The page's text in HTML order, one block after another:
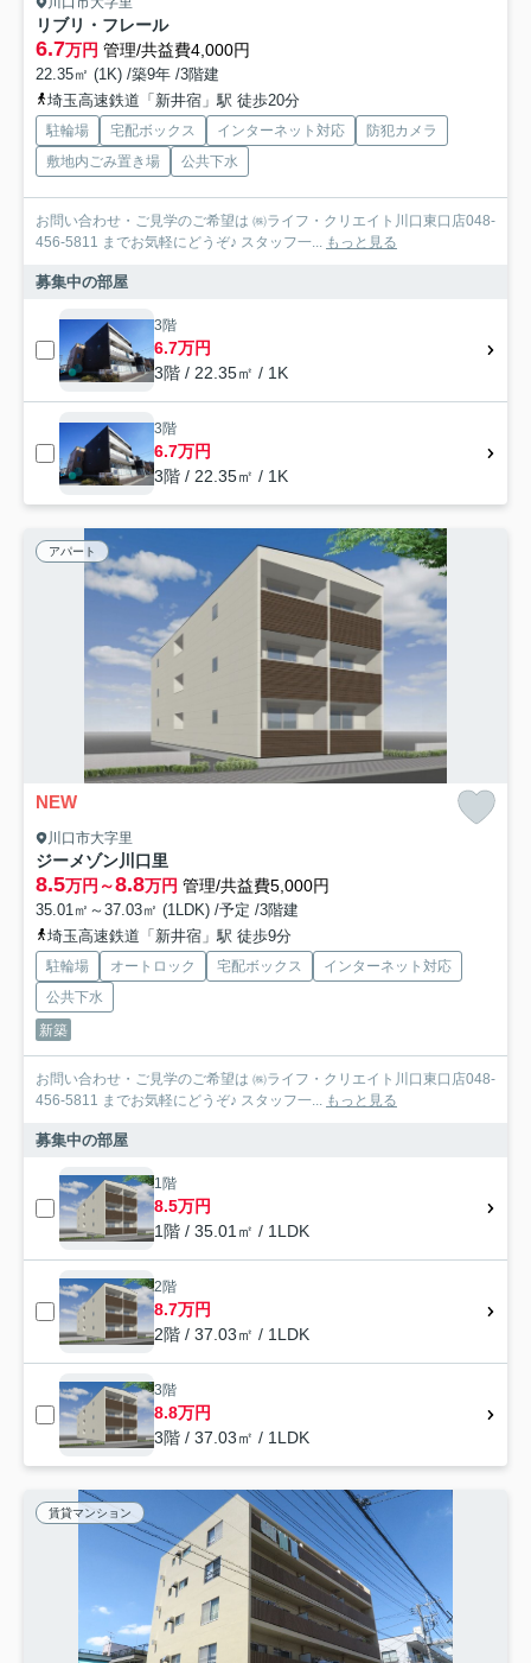
リブリ・フレール
6.7万円 管理/共益費4,000円
22.35㎡ (1K) /築9年 /3階建
埼玉高速鉄道「新井宿」駅 徒歩20分
駐輪場 宅配ボックス インターネット対応
防犯カメラ
敷地内ごみ置き場
公共下水
お問い合わせ・ご見学のご希望は ㈱ライフ・クリエイト川口東口店048-
456-5811 までお気軽にどうぞ♪ スタッフ一... もっと見る
募集中の部屋
3階
6.7万円
3階 / 22.35㎡ / 1K
3階
6.7万円
3階 / 22.35㎡ / 1K
アパート
NEW
川口市大字里
ジーメゾン川口里
8.5万円～8.8万円 管理/共益費5,000円
35.01㎡～37.03㎡ (1LDK) /予定 /3階建
埼玉高速鉄道「新井宿」駅 徒歩9分
駐輪場 オートロック 宅配ボックス
インターネット対応
公共下水
新築
お問い合わせ・ご見学のご希望は ㈱ライフ・クリエイト川口東口店048-
456-5811 までお気軽にどうぞ♪ スタッフ一... もっと見る
募集中の部屋
1階
8.5万円
1階 / 35.01㎡ / 1LDK
2階
8.7万円
2階 / 37.03㎡ / 1LDK
3階
8.8万円
3階 / 37.03㎡ / 1LDK
賃貸マンション